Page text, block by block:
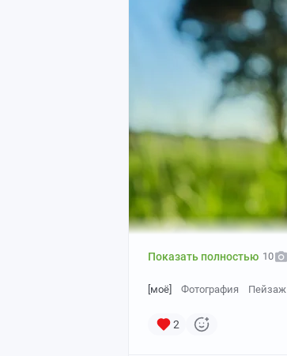
Показать полностью 10
[моё] Фотография Пейзаж
2